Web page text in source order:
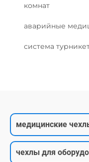
комнат
аварийные
система
медицинские
чехлы для